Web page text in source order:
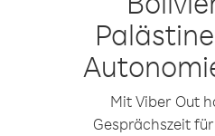
Mit Viber Out
Gesprächszeit